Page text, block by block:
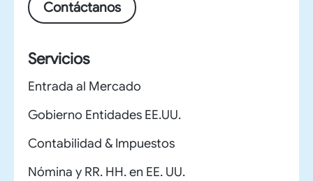
Contáctanos
Servicios
Entrada al Mercado
Gobierno Entidades EE.UU.
Contabilidad & Impuestos
Nómina y RR. HH. en EE. UU.